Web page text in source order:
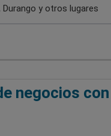
y otros lugares
negocios con